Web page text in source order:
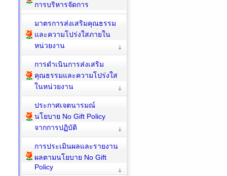
การบริหารจัดการ
มาตรการส่งเสริมคุณธรรม
และความโปร่งใสภายใน
หน่วยงาน
การดำเนินการส่งเสริม
คุณธรรมและความโปร่งใส
ในหน่วยงาน
ประกาศเจตนารมณ์
นโยบาย No Gift Policy
จากการปฏิบัติ
การประเมินผลและรายงาน
ผลตามนโยบาย No Gift
Policy